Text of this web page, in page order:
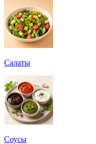
Салаты
Соусы